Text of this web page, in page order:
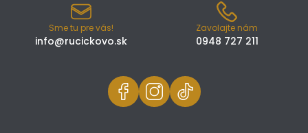
Sme tu pre vás!
info@rucickovo.sk
Zavolajte nám
0948 727 211